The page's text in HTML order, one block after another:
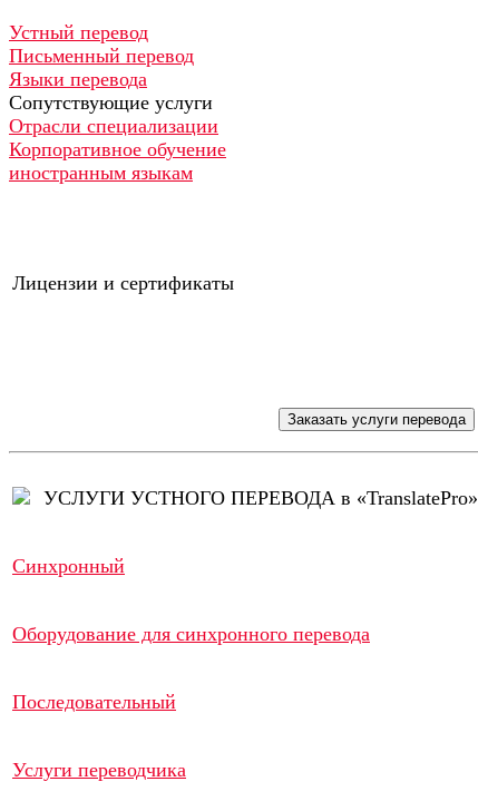
Устный перевод
Письменный перевод
Языки перевода
Сопутствующие услуги
Отрасли специализации
Корпоративное обучение
иностранным языкам
Лицензии и сертификаты
УСЛУГИ УСТНОГО ПЕРЕВОДА в «TranslatePro»
Синхронный
Оборудование для синхронного перевода
Последовательный
Услуги переводчика